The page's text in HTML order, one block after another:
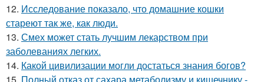
12. Исследование показало, что домашние кошки
стареют так же, как люди.
13. Смех может стать лучшим лекарством при
заболеваниях легких.
14. Какой цивилизации могли достаться знания богов?